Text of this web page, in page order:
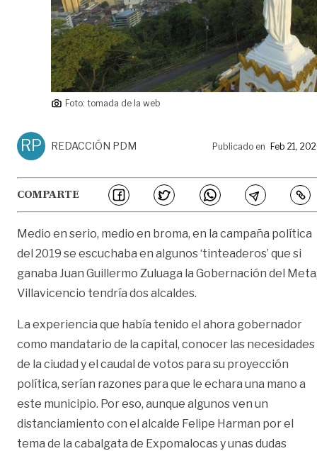
Foto: tomada de la web
RP REDACCIÓN PDM Publicado en Feb 21,
COMPARTE
Medio en serio, medio en broma, en la campaña política
del 2019 se escuchaba en algunos ‘tinteaderos’ que si
ganaba Juan Guillermo Zuluaga la Gobernación del
Villavicencio tendría dos alcaldes.
La experiencia que había tenido el ahora gobernador
como mandatario de la capital, conocer las necesidades
de la ciudad y el caudal de votos para su proyección
política, serían razones para que le echara una mano a
este municipio. Por eso, aunque algunos ven un
distanciamiento con el alcalde Felipe Harman por el
tema de la cabalgata de Expomalocas y unas dudas